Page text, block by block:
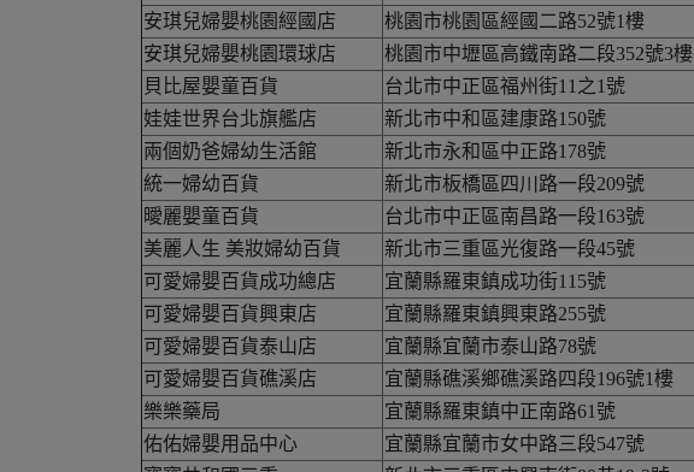
安琪兒婦嬰桃園經國店
桃園市桃園區經國二路52號1樓
安琪兒婦嬰桃園環球店
桃園市中壢區高鐵南路二段352號3樓
貝比屋嬰童百貨
台北市中正區福州街11之1號
娃娃世界台北旗艦店
新北市中和區建康路150號
兩個奶爸婦幼生活館
新北市永和區中正路178號
統一婦幼百貨
新北市板橋區四川路一段209號
曖麗嬰童百貨
台北市中正區南昌路一段163號
美麗人生 美妝婦幼百貨
新北市三重區光復路一段45號
可愛婦嬰百貨成功總店
宜蘭縣羅東鎮成功街115號
可愛婦嬰百貨興東店
宜蘭縣羅東鎮興東路255號
可愛婦嬰百貨泰山店
宜蘭縣宜蘭市泰山路78號
可愛婦嬰百貨礁溪店
宜蘭縣礁溪鄉礁溪路四段196號1樓
樂樂藥局
宜蘭縣羅東鎮中正南路61號
佑佑婦嬰用品中心
宜蘭縣宜蘭市女中路三段547號